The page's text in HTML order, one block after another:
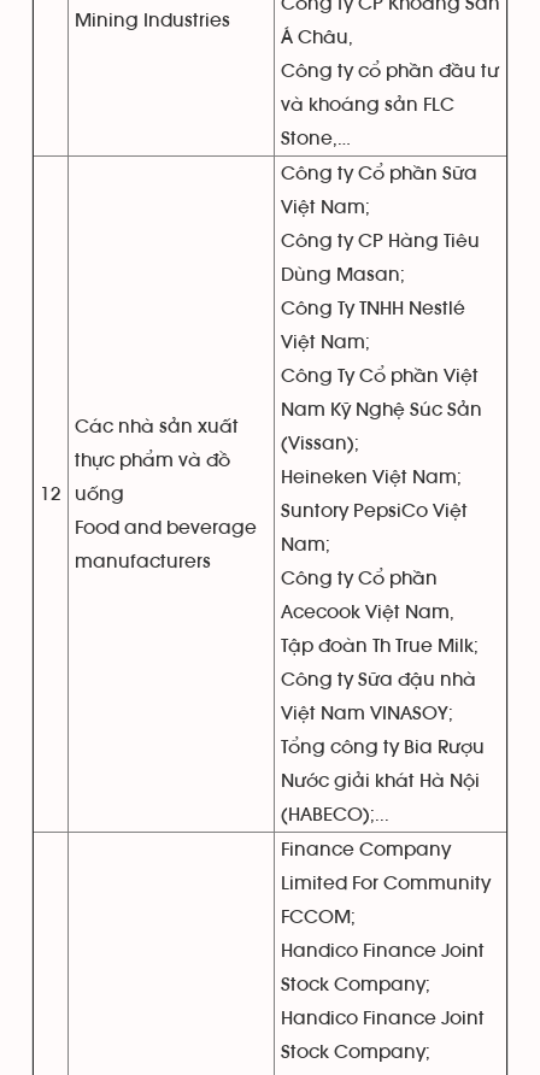
Mining Industries
Công ty CP Khoáng Sản
Á Châu,
Công ty cổ phần đầu tư
và khoáng sản FLC
Stone,…
12
Các nhà sản xuất
thực phẩm và đồ
uống
Food and beverage
manufacturers
Công ty Cổ phần Sữa
Việt Nam;
Công ty CP Hàng Tiêu
Dùng Masan;
Công Ty TNHH Nestlé
Việt Nam;
Công Ty Cổ phần Việt
Nam Kỹ Nghệ Súc Sản
(Vissan);
Heineken Việt Nam;
Suntory PepsiCo Việt
Nam;
Công ty Cổ phần
Acecook Việt Nam,
Tập đoàn Th True Milk;
Công ty Sữa đậu nhà
Việt Nam VINASOY;
Tổng công ty Bia Rượu
Nước giải khát Hà Nội
(HABECO);...
Finance Company
Limited For Community
FCCOM;
Handico Finance Joint
Stock Company;
Handico Finance Joint
Stock Company;